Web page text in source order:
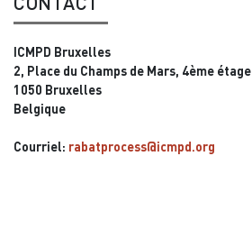
ICMPD Bruxelles
2, Place du Champs de Mars, 4ème étage
1050 Bruxelles
Belgique
Courriel: rabatprocess@icmpd.org